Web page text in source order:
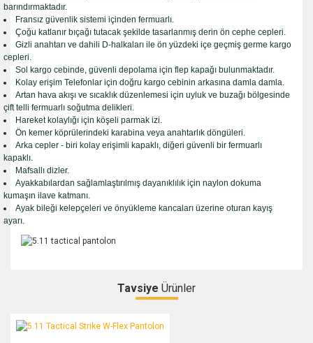
barındırmaktadır.
Fransız güvenlik sistemi içinden fermuarlı.
Çoğu katlanır bıçağı tutacak şekilde tasarlanmış derin ön cephe cepleri.
Gizli anahtarı ve dahili D-halkaları ile ön yüzdeki içe geçmiş germe kargo
cepleri.
Sol kargo cebinde, güvenli depolama için flep kapağı bulunmaktadır.
Kolay erişim Telefonlar için doğru kargo cebinin arkasına damla damla.
Artan hava akışı ve sıcaklık düzenlemesi için uyluk ve buzağı bölgesinde
çift telli fermuarlı soğutma delikleri.
Hareket kolaylığı için köşeli parmak izi.
Ön kemer köprülerindeki karabina veya anahtarlık döngüleri.
Arka cepler - biri kolay erişimli kapaklı, diğeri güvenli bir fermuarlı
kapaklı.
Mafsallı dizler.
Ayakkabılardan sağlamlaştırılmış dayanıklılık için naylon dokuma
kumaşın ilave katmanı.
Ayak bileği kelepçeleri ve önyükleme kancaları üzerine oturan kayış
ayarı.
Tavsiye Ürünler
5.11 Tactical Strike W-Flex Pantolon